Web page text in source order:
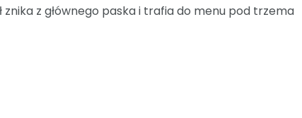
z głównego paska i trafia do menu pod trzema